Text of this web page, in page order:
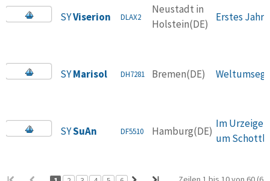
SYViserion DLAX2
Neustadt in
Holstein(DE)
Erstes Jahr
SYMarisol DH7281 Bremen(DE)
SYSuAn DF5510 Hamburg(DE)
Im
um